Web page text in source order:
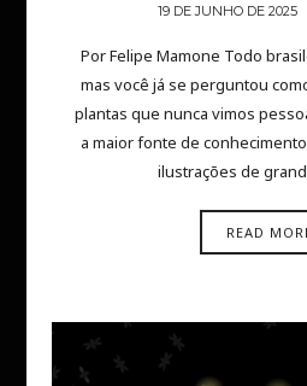
19 DE JUNHO DE 2025
Por Felipe Mamone Todo
mas você já se perguntou
plantas que nunca vimos
a maior fonte de
ilustrações de
READ